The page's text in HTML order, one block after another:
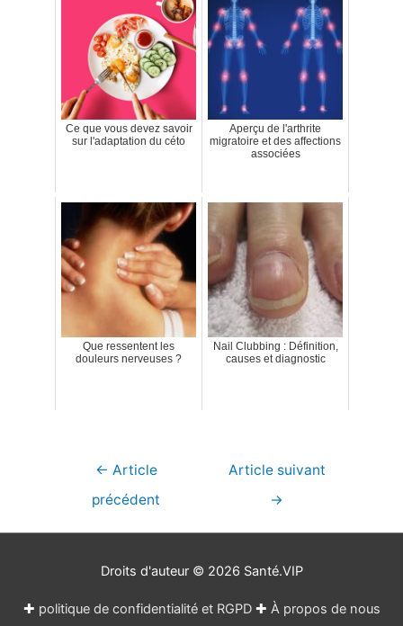
Ce que vous devez savoir
sur l'adaptation du céto
Aperçu de l'arthrite
migratoire et des affections
associées
Que ressentent les
douleurs nerveuses ?
Nail Clubbing : Définition,
causes et diagnostic
Navigation
← Article
précédent
Article suivant
→
Droits d'auteur © 2026 Santé.VIP
✚ politique de confidentialité et RGPD✚ À propos de nous